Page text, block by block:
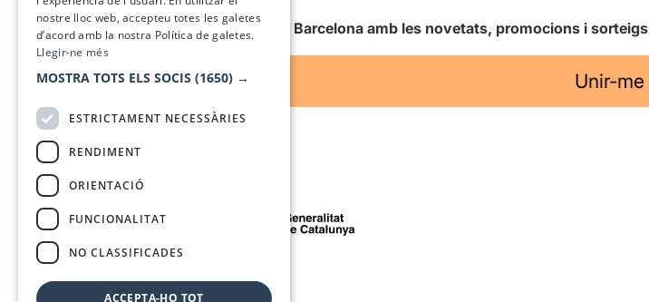
Anuncia’t
Vull rebre la newsletter de Teatre Barcelona amb les novetats, promocions i sorteigs
Unir-me
Amb el suport de
nostre lloc web, accepteu totes les galetes
d’acord amb la nostra Política de galetes.
Llegir-ne més
MOSTRA TOTS ELS SOCIS (1650) →
ESTRICTAMENT NECESSÀRIES
RENDIMENT
ORIENTACIÓ
FUNCIONALITAT
NO CLASSIFICADES
ACCEPTA-HO TOT